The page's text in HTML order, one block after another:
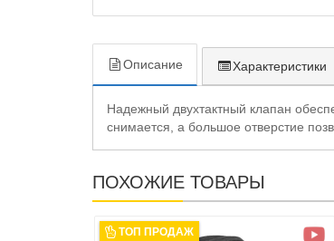
Описание Характеристики
Надежный двухтактный клапан
снимается, а большое отверстие
ПОХОЖИЕ ТОВАРЫ
ТОП ПРОДАЖ